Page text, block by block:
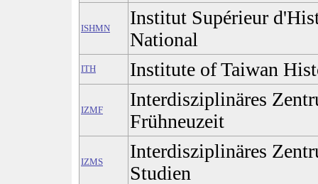
ISHMN
Institut Supérieur
National
ITH Institute of Taiwan
IZMF
Interdisziplinäres
Frühneuzeit
IZMS
Interdisziplinäres
Studien